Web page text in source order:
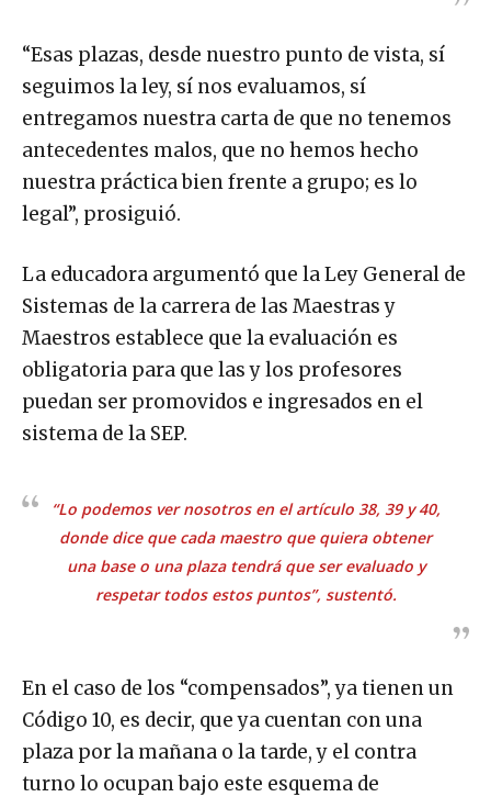
“Esas plazas, desde nuestro punto de vista, sí
seguimos la ley, sí nos evaluamos, sí
entregamos nuestra carta de que no tenemos
antecedentes malos, que no hemos hecho
nuestra práctica bien frente a grupo; es lo
legal”, prosiguió.
La educadora argumentó que la Ley General de
Sistemas de la carrera de las Maestras y
Maestros establece que la evaluación es
obligatoria para que las y los profesores
puedan ser promovidos e ingresados en el
sistema de la SEP.
“Lo podemos ver nosotros en el artículo 38, 39 y 40,
donde dice que cada maestro que quiera obtener
una base o una plaza tendrá que ser evaluado y
respetar todos estos puntos”, sustentó.
En el caso de los “compensados”, ya tienen un
Código 10, es decir, que ya cuentan con una
plaza por la mañana o la tarde, y el contra
turno lo ocupan bajo este esquema de